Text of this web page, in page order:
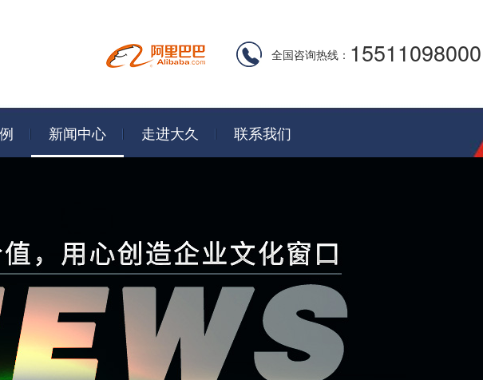
全国咨询热线： 15511098000
新闻中心 走进大久 联系我们